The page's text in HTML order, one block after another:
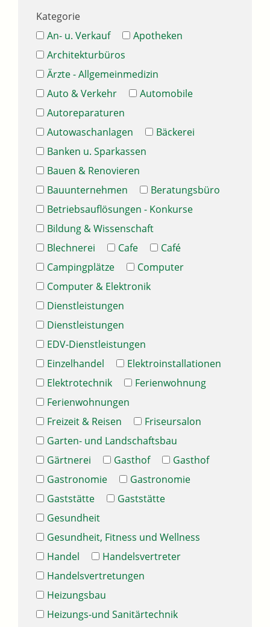
Kategorie
An- u. Verkauf
Apotheken
Architekturbüros
Ärzte - Allgemeinmedizin
Auto & Verkehr
Automobile
Autoreparaturen
Autowaschanlagen
Bäckerei
Banken u. Sparkassen
Bauen & Renovieren
Bauunternehmen
Beratungsbüro
Betriebsauflösungen - Konkurse
Bildung & Wissenschaft
Blechnerei
Cafe
Café
Campingplätze
Computer
Computer & Elektronik
Dienstleistungen
Dienstleistungen
EDV-Dienstleistungen
Einzelhandel
Elektroinstallationen
Elektrotechnik
Ferienwohnung
Ferienwohnungen
Freizeit & Reisen
Friseursalon
Garten- und Landschaftsbau
Gärtnerei
Gasthof
Gasthof
Gastronomie
Gastronomie
Gaststätte
Gaststätte
Gesundheit
Gesundheit, Fitness und Wellness
Handel
Handelsvertreter
Handelsvertretungen
Heizungsbau
Heizungs-und Sanitärtechnik